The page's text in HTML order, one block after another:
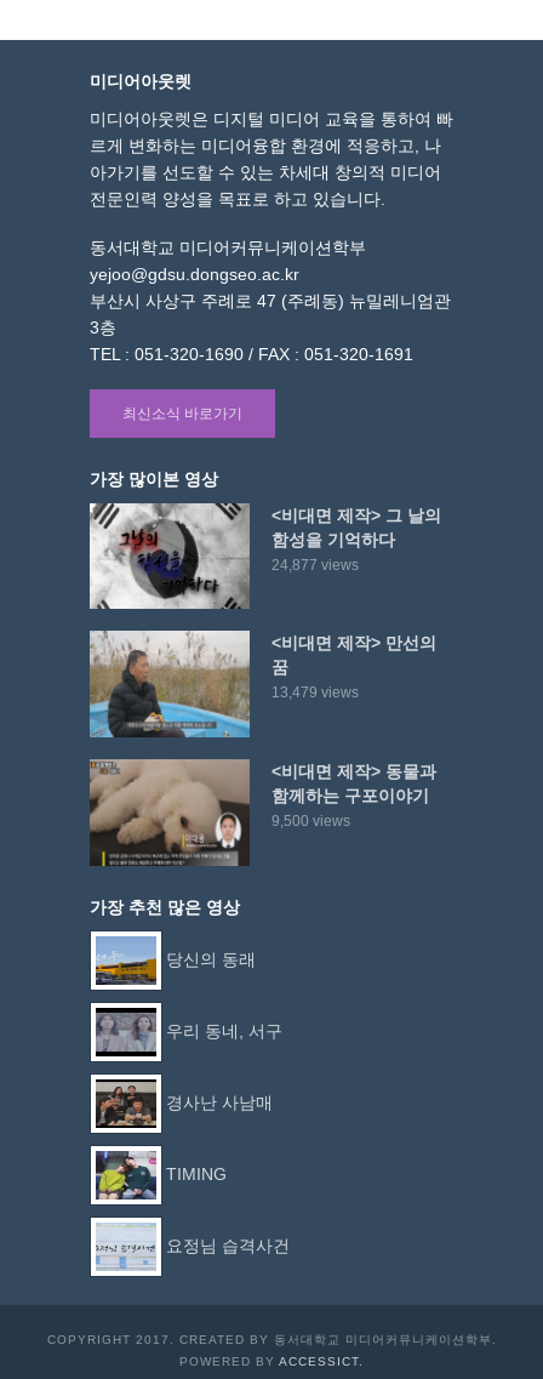
미디어아웃렛
미디어아웃렛은 디지털 미디어 교육을 통하여 빠
르게 변화하는 미디어융합 환경에 적응하고, 나
아가기를 선도할 수 있는 차세대 창의적 미디어
전문인력 양성을 목표로 하고 있습니다.
동서대학교 미디어커뮤니케이션학부
yejoo@gdsu.dongseo.ac.kr
부산시 사상구 주례로 47 (주례동) 뉴밀레니엄관
3층
TEL : 051-320-1690 / FAX : 051-320-1691
최신소식 바로가기
가장 많이본 영상
<비대면 제작> 그 날의
함성을 기억하다
24,877 views
<비대면 제작> 만선의
꿈
13,479 views
<비대면 제작> 동물과
함께하는 구포이야기
9,500 views
가장 추천 많은 영상
당신의 동래
우리 동네, 서구
경사난 사남매
TIMING
요정님 습격사건
COPYRIGHT 2017. CREATED BY 동서대학교 미디어커뮤니케이션학부.
POWERED BY ACCESSICT.